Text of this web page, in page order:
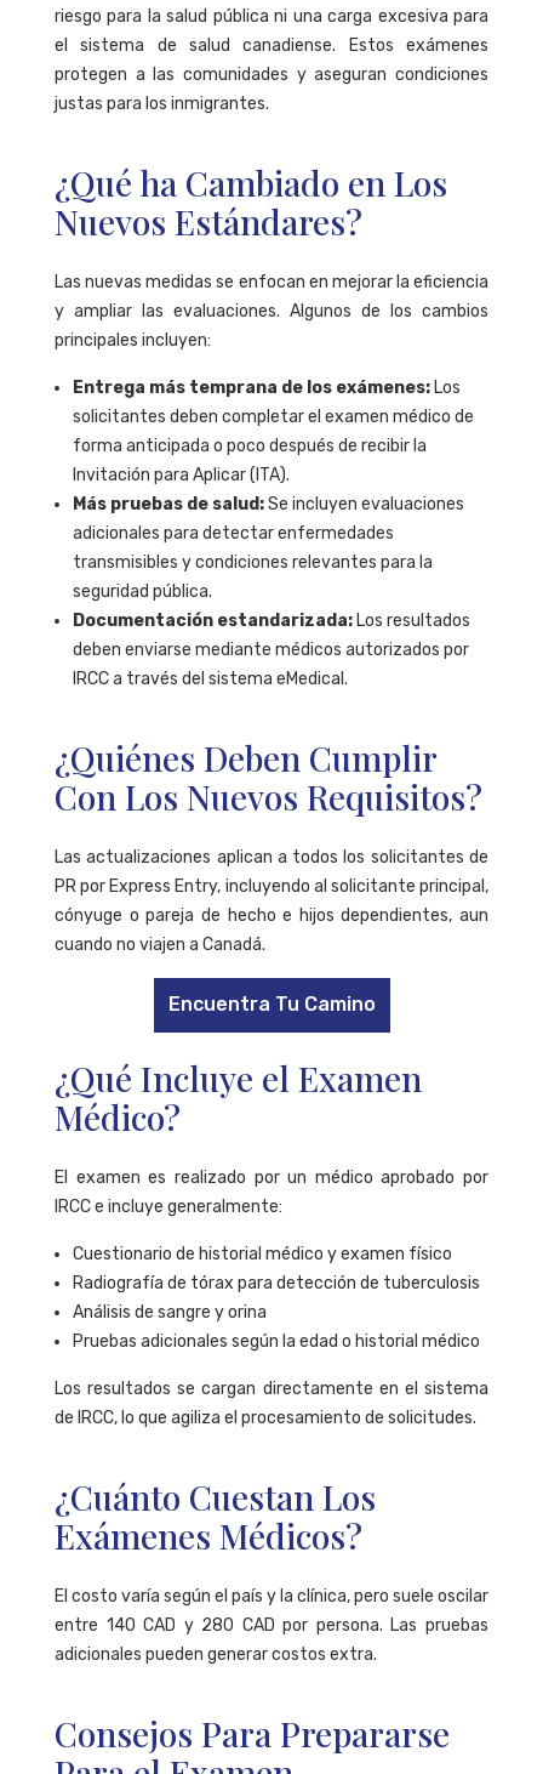
riesgo para la salud pública ni una carga excesiva para
el sistema de salud canadiense. Estos exámenes
protegen a las comunidades y aseguran condiciones
justas para los inmigrantes.
¿Qué ha Cambiado en Los
Nuevos Estándares?
Las nuevas medidas se enfocan en mejorar la eficiencia
y ampliar las evaluaciones. Algunos de los cambios
principales incluyen:
Entrega más temprana de los exámenes: Los
solicitantes deben completar el examen médico de
forma anticipada o poco después de recibir la
Invitación para Aplicar (ITA).
Más pruebas de salud:Se incluyen evaluaciones
adicionales para detectar enfermedades
transmisibles y condiciones relevantes para la
seguridad pública.
Documentación estandarizada: Los resultados
deben enviarse mediante médicos autorizados por
IRCC a través del sistema eMedical.
¿Quiénes Deben Cumplir
Con Los Nuevos Requisitos?
Las actualizaciones aplican a todos los solicitantes de
PR por Express Entry, incluyendo al solicitante principal,
cónyuge o pareja de hecho e hijos dependientes, aun
cuando no viajen a Canadá.
Encuentra Tu Camino
¿Qué Incluye el Examen
Médico?
El examen es realizado por un médico aprobado por
IRCC e incluye generalmente:
Cuestionario de historial médico y examen físico
Radiografía de tórax para detección de tuberculosis
Análisis de sangre y orina
Pruebas adicionales según la edad o historial médico
Los resultados se cargan directamente en el sistema
de IRCC, lo que agiliza el procesamiento de solicitudes.
¿Cuánto Cuestan Los
Exámenes Médicos?
El costo varía según el país y la clínica, pero suele oscilar
entre 140 CAD y 280 CAD por persona. Las pruebas
adicionales pueden generar costos extra.
Consejos Para Prepararse